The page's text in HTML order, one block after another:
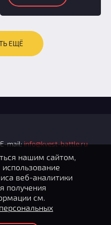
ЕЩЁ
E-mail:info@kvest-battle.ru
нашим сайтом,
веб-аналитики
получения
см.